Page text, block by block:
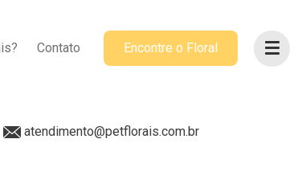
Contato Encontre o Floral
ACOMPANHE-NOS
@petflorais
atendimento@petflorais.com.br